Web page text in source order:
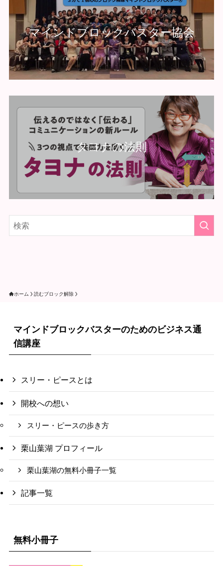
マインドブロックバスター協会
タヨナの法則
ホーム 読むブロック解除
マインドブロックバスターのためのビジネス通
信講座
スリー・ピースとは
開校への想い
スリー・ピースの歩き方
栗山葉湖 プロフィール
栗山葉湖の無料小冊子一覧
記事一覧
無料小冊子